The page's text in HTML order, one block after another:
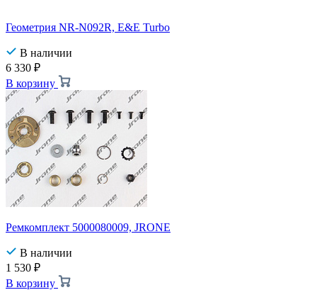
Геометрия NR-N092R, E&E Turbo
В наличии
6 330 ₽
В корзину
Ремкомплект 5000080009, JRONE
В наличии
1 530 ₽
В корзину